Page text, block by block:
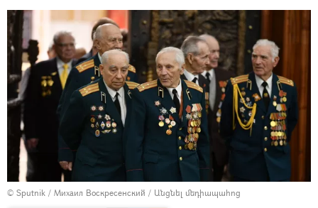
© Sputnik / Михаил Воскресенский / Անցնել մեդիապահոց